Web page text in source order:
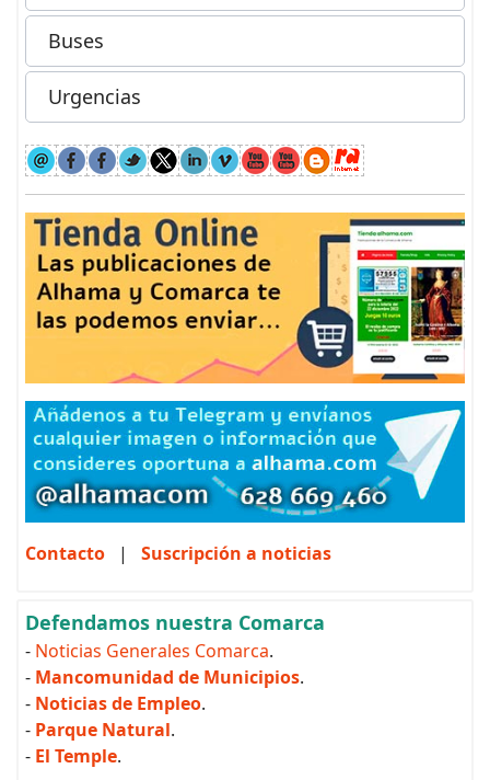
Buses
Urgencias
Contacto | Suscripción a noticias
Defendamos nuestra Comarca
- Noticias Generales Comarca.
- Mancomunidad de Municipios.
- Noticias de Empleo.
- Parque Natural.
- El Temple.